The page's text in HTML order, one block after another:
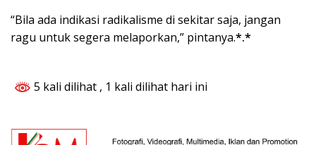
“Bila ada indikasi radikalisme di sekitar saja, jangan
ragu untuk segera melaporkan,” pintanya.*.*
5 kali dilihat , 1 kali dilihat hari ini